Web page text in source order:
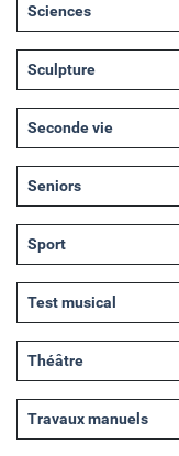
Sciences
Sculpture
Seconde vie
Seniors
Sport
Test musical
Théâtre
Travaux manuels